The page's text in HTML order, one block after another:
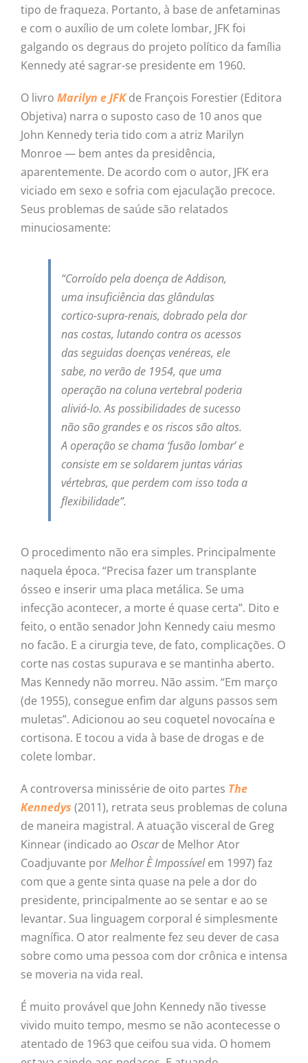
tipo de fraqueza. Portanto, à base de anfetaminas
e com o auxílio de um colete lombar, JFK foi
galgando os degraus do projeto político da família
Kennedy até sagrar-se presidente em 1960.
O livro Marilyn e JFKde François Forestier (Editora
Objetiva) narra o suposto caso de 10 anos que
John Kennedy teria tido com a atriz Marilyn
Monroe — bem antes da presidência,
aparentemente. De acordo com o autor, JFK era
viciado em sexo e sofria com ejaculação precoce.
Seus problemas de saúde são relatados
minuciosamente:
“Corroído pela doença de Addison,
uma insuficiência das glândulas
cortico-supra-renais, dobrado pela dor
nas costas, lutando contra os acessos
das seguidas doenças venéreas, ele
sabe, no verão de 1954, que uma
operação na coluna vertebral poderia
aliviá-lo. As possibilidades de sucesso
não são grandes e os riscos são altos.
A operação se chama ‘fusão lombar’ e
consiste em se soldarem juntas várias
vértebras, que perdem com isso toda a
flexibilidade”.
O procedimento não era simples. Principalmente
naquela época. “Precisa fazer um transplante
ósseo e inserir uma placa metálica. Se uma
infecção acontecer, a morte é quase certa”. Dito e
feito, o então senador John Kennedy caiu mesmo
no facão. E a cirurgia teve, de fato, complicações. O
corte nas costas supurava e se mantinha aberto.
Mas Kennedy não morreu. Não assim. “Em março
(de 1955), consegue enfim dar alguns passos sem
muletas”. Adicionou ao seu coquetel novocaína e
cortisona. E tocou a vida à base de drogas e de
colete lombar.
A controversa minissérie de oito partes The
Kennedys (2011), retrata seus problemas de coluna
de maneira magistral. A atuação visceral de Greg
Kinnear (indicado ao Oscarde Melhor Ator
Coadjuvante porMelhor È Impossívelem 1997) faz
com que a gente sinta quase na pele a dor do
presidente, principalmente ao se sentar e ao se
levantar. Sua linguagem corporal é simplesmente
magnífica. O ator realmente fez seu dever de casa
sobre como uma pessoa com dor crônica e intensa
se moveria na vida real.
É muito provável que John Kennedy não tivesse
vivido muito tempo, mesmo se não acontecesse o
atentado de 1963 que ceifou sua vida. O homem